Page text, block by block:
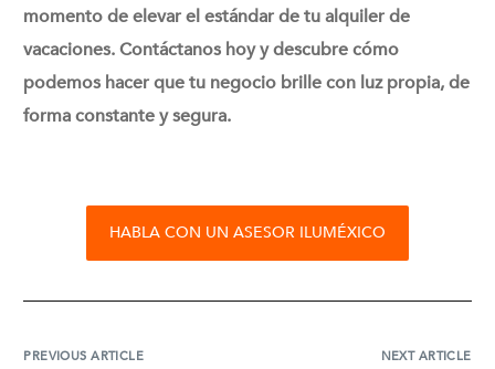
momento de elevar el estándar de tu alquiler de
vacaciones. Contáctanos hoy y descubre cómo
podemos hacer que tu negocio brille con luz propia, de
forma constante y segura.
HABLA CON UN ASESOR ILUMÉXICO
PREVIOUS ARTICLE NEXT ARTICLE